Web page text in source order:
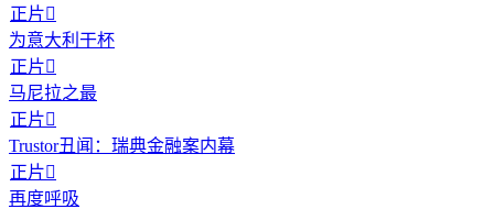
正片
为意大利干杯
正片
马尼拉之最
正片
Trustor丑闻：瑞典金融案内幕
正片
再度呼吸